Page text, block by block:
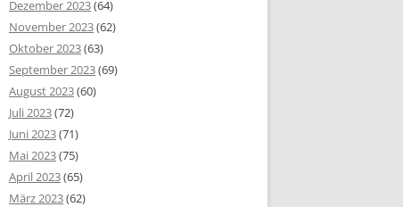
Dezember 2023(64)
November 2023(62)
Oktober 2023(63)
September 2023(69)
August 2023(60)
Juli 2023(72)
Juni 2023(71)
Mai 2023(75)
April 2023(65)
März 2023(62)